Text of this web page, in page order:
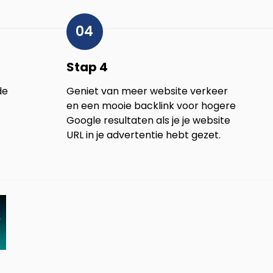
04
Stap 4
Geniet van meer website verkeer
en een mooie backlink voor hogere
Google resultaten als je je website
URL in je advertentie hebt gezet.